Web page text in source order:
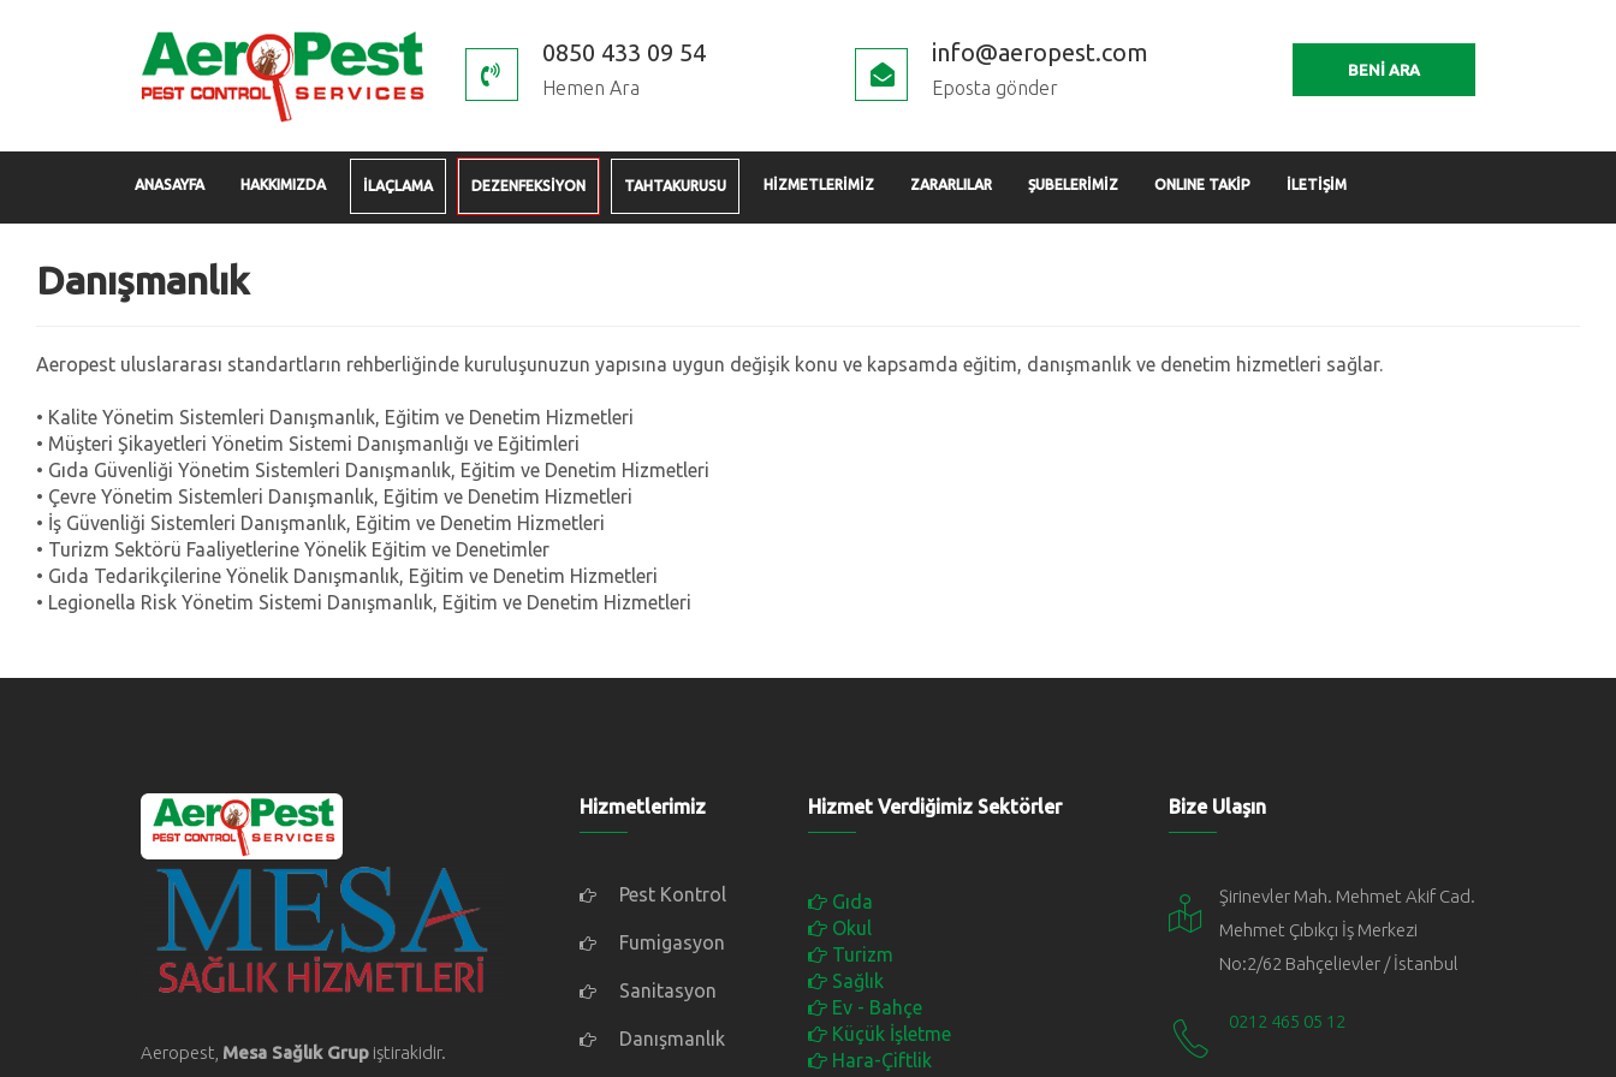
0850 433 09 54
Hemen Ara
info@aeropest.com
Eposta gönder
BENİ ARA
ANASAYFA HAKKIMIZDA İLAÇLAMA DEZENFEKSİYON TAHTAKURUSU HİZMETLERİMİZ ZARARLILAR ŞUBELERİMİZ ONLINE TAKİP İLETİŞİM
Danışmanlık
Aeropest uluslararası standartların rehberliğinde kuruluşunuzun yapısına uygun değişik konu ve kapsamda eğitim, danışmanlık ve denetim hizmetleri sağlar.
• Kalite Yönetim Sistemleri Danışmanlık, Eğitim ve Denetim Hizmetleri
• Müşteri Şikayetleri Yönetim Sistemi Danışmanlığı ve Eğitimleri
• Gıda Güvenliği Yönetim Sistemleri Danışmanlık, Eğitim ve Denetim Hizmetleri
• Çevre Yönetim Sistemleri Danışmanlık, Eğitim ve Denetim Hizmetleri
• İş Güvenliği Sistemleri Danışmanlık, Eğitim ve Denetim Hizmetleri
• Turizm Sektörü Faaliyetlerine Yönelik Eğitim ve Denetimler
• Gıda Tedarikçilerine Yönelik Danışmanlık, Eğitim ve Denetim Hizmetleri
• Legionella Risk Yönetim Sistemi Danışmanlık, Eğitim ve Denetim Hizmetleri
Aeropest, Mesa Sağlık Grup iştirakidir.
Hizmetlerimiz
Pest Kontrol
Fumigasyon
Sanitasyon
Danışmanlık
Hizmet Verdiğimiz Sektörler
Gıda
Okul
Turizm
Sağlık
Ev - Bahçe
Küçük İşletme
Hara-Çiftlik
Bize Ulaşın
Şirinevler Mah. Mehmet Akif Cad.
Mehmet Çıbıkçı İş Merkezi
No:2/62 Bahçelievler / İstanbul
0212 465 05 12